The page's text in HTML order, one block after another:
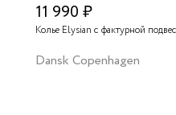
11 990 ₽
Колье Elysian с фактурной
Dansk Copenhagen